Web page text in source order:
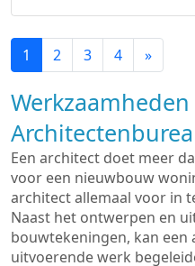
1 2 3 4 »
Werkzaamheden
Een architect doet meer
voor een nieuwbouw
architect allemaal voor in
Naast het ontwerpen en
bouwtekeningen, kan
uitvoerende werk